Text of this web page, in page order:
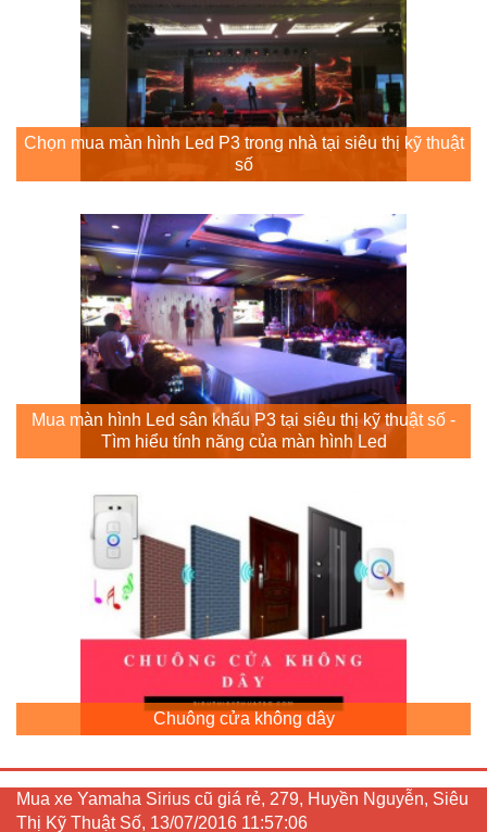
Chọn mua màn hình Led P3 trong nhà tại siêu thị kỹ thuật
số
Mua màn hình Led sân khấu P3 tại siêu thị kỹ thuật số -
Tìm hiểu tính năng của màn hình Led
Chuông cửa không dây
Mua xe Yamaha Sirius cũ giá rẻ, 279, Huyền Nguyễn, Siêu
Thị Kỹ Thuật Số, 13/07/2016 11:57:06